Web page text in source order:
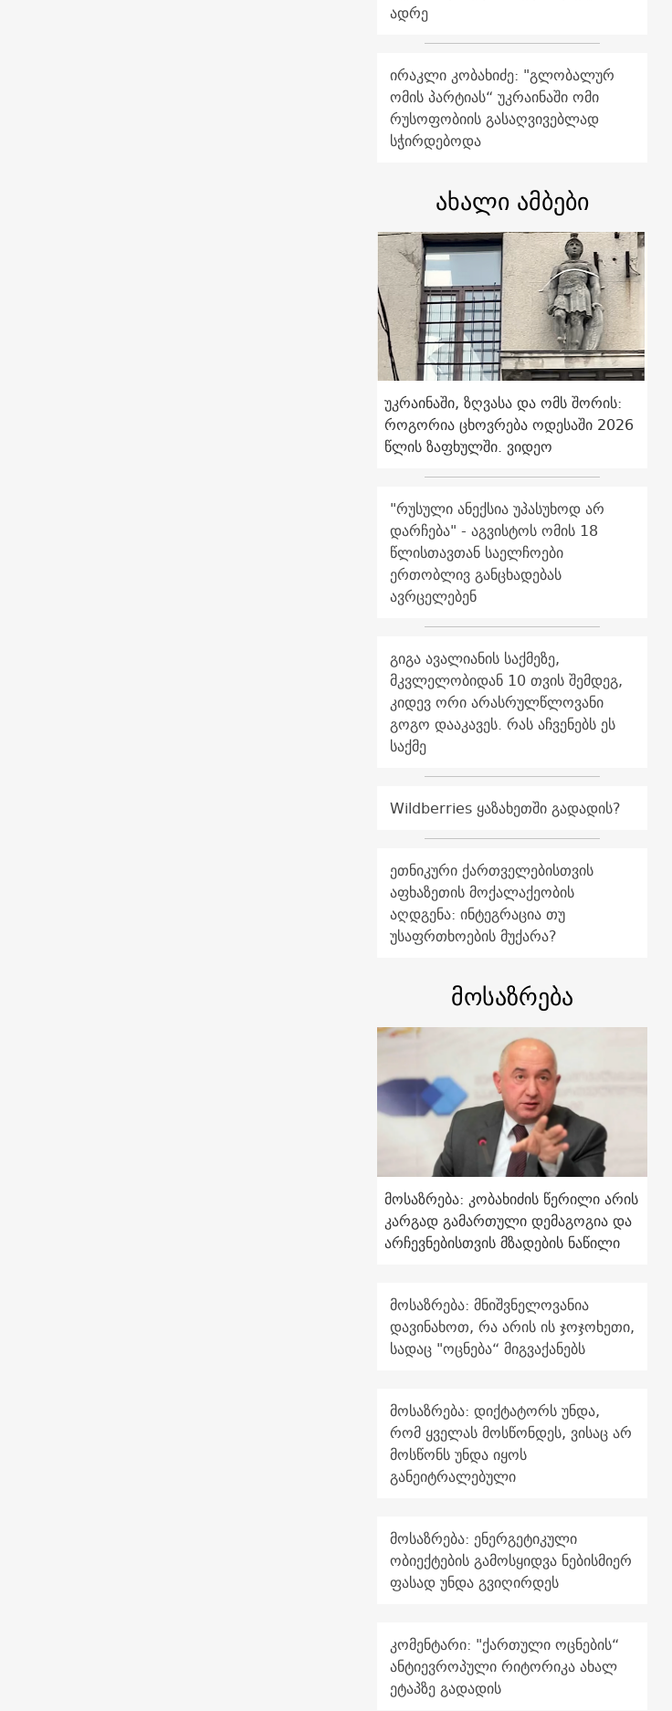
ადრე
ირაკლი კობახიძე: "გლობალურ
ომის პარტიას“ უკრაინაში ომი
რუსოფობიის გასაღვივებლად
სჭირდებოდა
ახალი ამბები
უკრაინაში, ზღვასა და ომს შორის:
როგორია ცხოვრება ოდესაში 2026
წლის ზაფხულში. ვიდეო
"რუსული ანექსია უპასუხოდ არ
დარჩება" - აგვისტოს ომის 18
წლისთავთან საელჩოები
ერთობლივ განცხადებას
ავრცელებენ
გიგა ავალიანის საქმეზე,
მკვლელობიდან 10 თვის შემდეგ,
კიდევ ორი არასრულწლოვანი
გოგო დააკავეს. რას აჩვენებს ეს
საქმე
Wildberries ყაზახეთში გადადის?
ეთნიკური ქართველებისთვის
აფხაზეთის მოქალაქეობის
აღდგენა: ინტეგრაცია თუ
უსაფრთხოების მუქარა?
მოსაზრება
მოსაზრება: კობახიძის წერილი არის
კარგად გამართული დემაგოგია და
არჩევნებისთვის მზადების ნაწილი
მოსაზრება: მნიშვნელოვანია
დავინახოთ, რა არის ის ჯოჯოხეთი,
სადაც "ოცნება“ მიგვაქანებს
მოსაზრება: დიქტატორს უნდა,
რომ ყველას მოსწონდეს, ვისაც არ
მოსწონს უნდა იყოს
განეიტრალებული
მოსაზრება: ენერგეტიკული
ობიექტების გამოსყიდვა ნებისმიერ
ფასად უნდა გვიღირდეს
კომენტარი: "ქართული ოცნების“
ანტიევროპული რიტორიკა ახალ
ეტაპზე გადადის